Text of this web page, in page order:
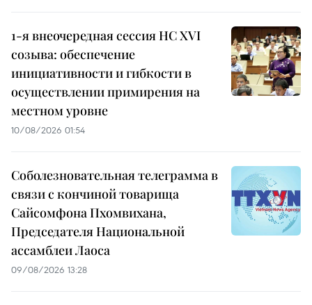
1-я внеочередная сессия НС XVI
созыва: обеспечение
инициативности и гибкости в
осуществлении примирения на
местном уровне
10/08/2026 01:54
Соболезновательная телеграмма в
связи с кончиной товарища
Сайсомфона Пхомвихана,
Председателя Национальной
ассамблеи Лаоса
09/08/2026 13:28